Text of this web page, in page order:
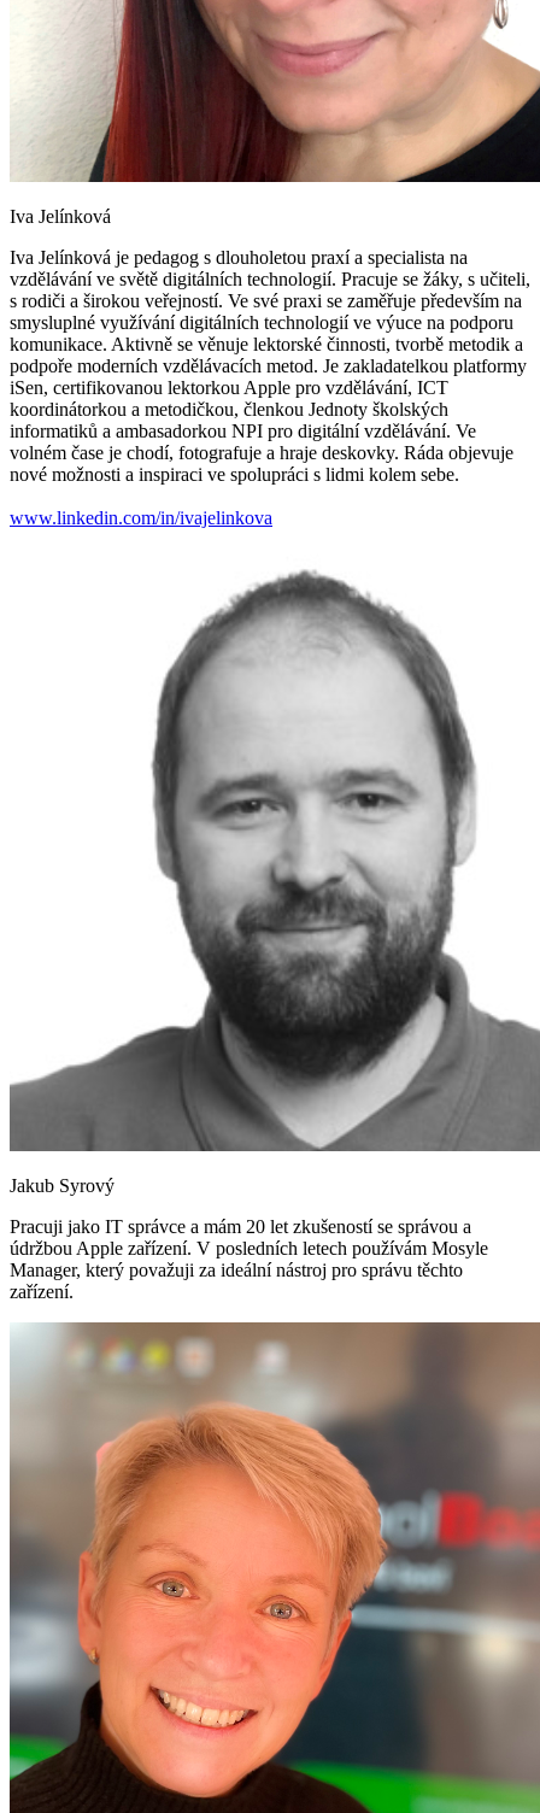
Iva Jelínková
Iva Jelínková je pedagog s dlouholetou praxí a specialista na
vzdělávání ve světě digitálních technologií. Pracuje se žáky, s učiteli,
s rodiči a širokou veřejností. Ve své praxi se zaměřuje především na
smysluplné využívání digitálních technologií ve výuce na podporu
komunikace. Aktivně se věnuje lektorské činnosti, tvorbě metodik a
podpoře moderních vzdělávacích metod. Je zakladatelkou platformy
iSen, certifikovanou lektorkou Apple pro vzdělávání, ICT
koordinátorkou a metodičkou, členkou Jednoty školských
informatiků a ambasadorkou NPI pro digitální vzdělávání. Ve
volném čase je chodí, fotografuje a hraje deskovky. Ráda objevuje
nové možnosti a inspiraci ve spolupráci s lidmi kolem sebe.
www.linkedin.com/in/ivajelinkova
Jakub Syrový
Pracuji jako IT správce a mám 20 let zkušeností se správou a
údržbou Apple zařízení. V posledních letech používám Mosyle
Manager, který považuji za ideální nástroj pro správu těchto
zařízení.